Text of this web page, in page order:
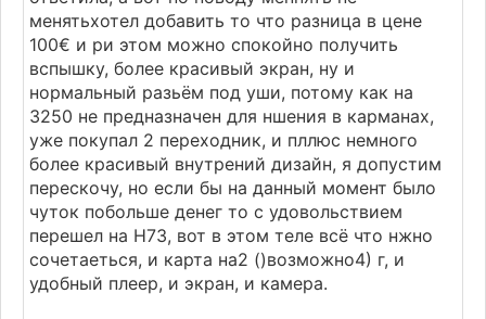
менятьхотел добавить то что разница в цене
100€ и ри этом можно спокойно получить
вспышку, более красивый экран, ну и
нормальный разьём под уши, потому как на
3250 не предназначен для ншения в карманах,
уже покупал 2 переходник, и пллюс немного
более красивый внутрений дизайн, я допустим
перескочу, но если бы на данный момент было
чуток побольше денег то с удовольствием
перешел на Н73, вот в этом теле всё что нжно
сочетаеться, и карта на2 ()возможно4) г, и
удобный плеер, и экран, и камера.